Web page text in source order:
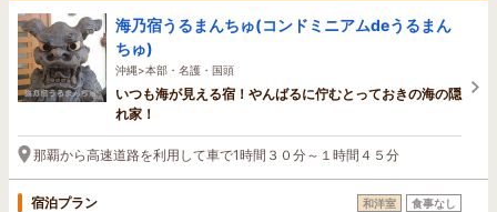
海乃宿うるまんちゅ(コンドミニアムdeうるまん
ちゅ)
沖縄>本部・名護・国頭
いつも海が見える宿！やんばるに佇むとっておきの海の隠
れ家！
那覇から高速道路を利用して車で1時間３０分～１時間４５分
宿泊プラン 和洋室 食事なし